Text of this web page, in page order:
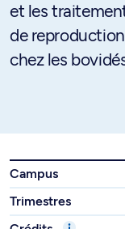
et les
de
chez les
Campus
Trimestres